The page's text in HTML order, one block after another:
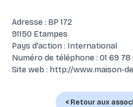
Adresse : BP 172
91150 Etampes
Pays d'action : International
Numéro de téléphone : 01 69 78
Site web : http://www.maison-
< Retour aux